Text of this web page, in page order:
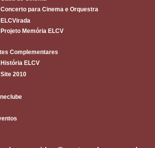
para Cinema e Orquestra
Memória ELCV
Complementares
ELCV
2010